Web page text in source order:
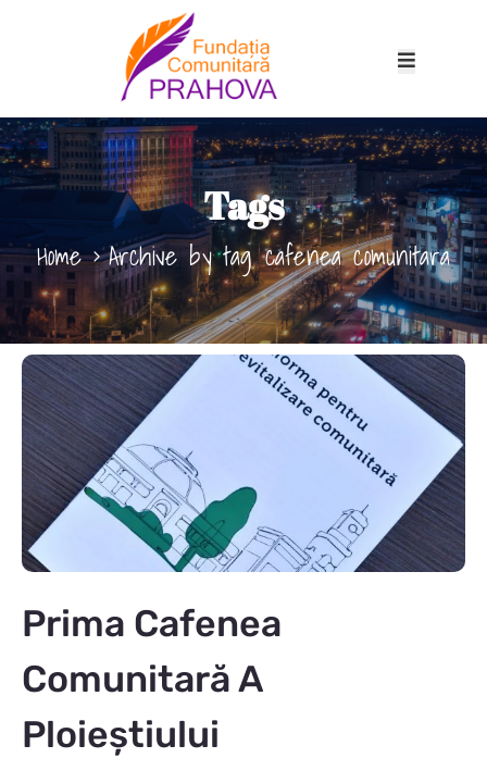
Tags
Home Archive by tag cafenea comunitara
Prima Cafenea
Comunitară A
Ploieștiului